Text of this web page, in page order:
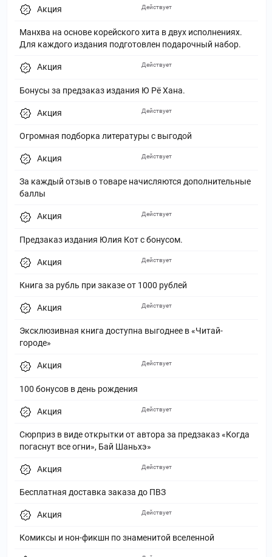
Акция
Манхва на основе корейского хита в двух исполнениях.
Для каждого издания подготовлен подарочный набор.
Действует
Акция
Бонусы за предзаказ издания Ю Рё Хана.
Действует
Акция
Огромная подборка литературы с выгодой
Действует
Акция
За каждый отзыв о товаре начисляются дополнительные
баллы
Действует
Акция
Предзаказ издания Юлия Кот с бонусом.
Действует
Акция
Книга за рубль при заказе от 1000 рублей
Действует
Акция
Эксклюзивная книга доступна выгоднее в «Читай-
городе»
Действует
Акция
100 бонусов в день рождения
Действует
Акция
Сюрприз в виде открытки от автора за предзаказ «Когда
погаснут все огни», Бай Шаньхэ»
Действует
Акция
Бесплатная доставка заказа до ПВЗ
Действует
Акция
Комиксы и нон-фикшн по знаменитой вселенной
Действует